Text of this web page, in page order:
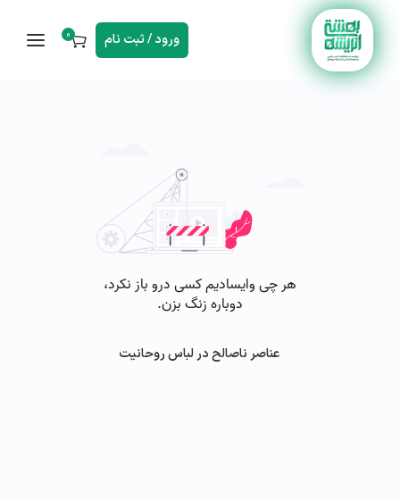
ورود / ثبت نام 0
️ عناصر ناصالح در لباس روحانیت